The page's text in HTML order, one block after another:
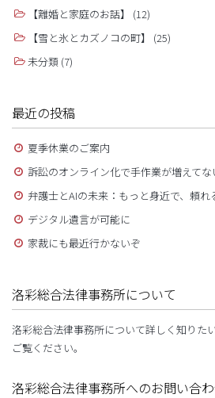
【離婚と家庭のお話】
(12)
【雪と氷とカズノコの町】
(25)
未分類 (7)
最近の投稿
夏季休業のご案内
訴訟のオンライン化で手作業が増えてな
弁護士とAIの未来：もっと身近で、頼れ
デジタル遺言が可能に
家裁にも最近行かないぞ
洛彩総合法律事務所について
洛彩総合法律事務所について詳しく知りた
ご覧ください。
洛彩総合法律事務所へのお問い合